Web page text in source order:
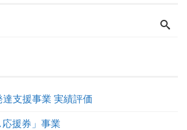
支援事業 実績評価
応援券」事業